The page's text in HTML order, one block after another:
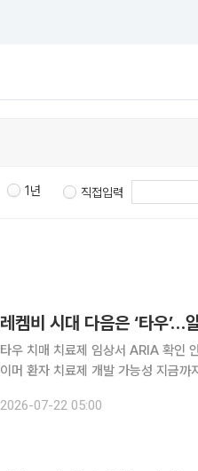
1년 직접입력
레켐비 시대 다음은 ‘타우’…
타우 치매 치료제 임상서 ARIA 확인
이머 환자 치료제 개발 가능성 지금까지는 뇌 속 아밀로이드베타(Aβ)를 제거하는 치료제가 개발을
하면서 시장에 지각 변동이 예상된다.
2026-07-22 05:00